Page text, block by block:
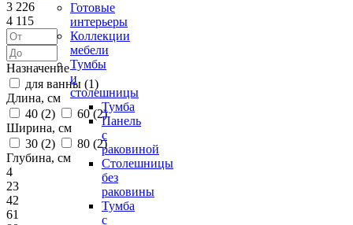
Готовые
интерьеры
Коллекции
мебели
Тумбы
и
столешницы
Тумба
Панель
с
раковиной
Столешницы
без
раковины
Тумба
с
3 226
4 115
Назначение
для ванны (1)
Длина, см
40 (2) 60 (2)
Ширина, см
30 (2) 80 (2)
Глубина, см
4
23
42
61